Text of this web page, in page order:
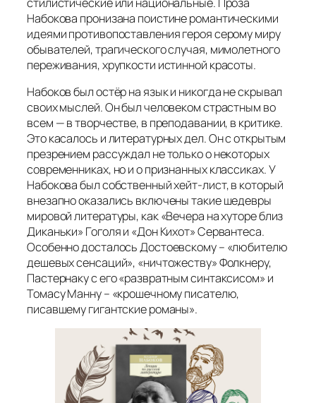
Набокова пронизана поистине романтическими
идеями противопоставления героя серому миру
обывателей, трагического случая, мимолетного
переживания, хрупкости истинной красоты.
Набоков был остёр на язык и никогда не скрывал
своих мыслей. Он был человеком страстным во
всем — в творчестве, в преподавании, в критике.
Это касалось и литературных дел. Он с открытым
презрением рассуждал не только о некоторых
современниках, но и о признанных классиках. У
Набокова был собственный хейт-лист, в который
внезапно оказались включены такие шедевры
мировой литературы, как «Вечера на хуторе близ
Диканьки» Гоголя и «Дон Кихот» Сервантеса.
Особенно досталось Достоевскому – «любителю
дешевых сенсаций», «ничтожеству» Фолкнеру,
Пастернаку с его «развратным синтаксисом» и
Томасу Манну – «крошечному писателю,
писавшему гигантские романы».